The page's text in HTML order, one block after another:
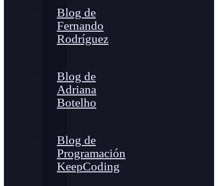
Blog de
Fernando
Rodríguez
Blog de
Adriana
Botelho
Blog de
Programación
KeepCoding